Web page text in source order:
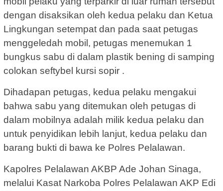
dengan disaksikan oleh kedua pelaku dan Ketua
Lingkungan setempat dan pada saat petugas
menggeledah mobil, petugas menemukan 1
bungkus sabu di dalam plastik bening di samping
colokan seftybel kursi sopir .
Dihadapan petugas, kedua pelaku mengakui
bahwa sabu yang ditemukan oleh petugas di
dalam mobilnya adalah milik kedua pelaku dan
untuk penyidikan lebih lanjut, kedua pelaku dan
barang bukti di bawa ke Polres Pelalawan.
Kapolres Pelalawan AKBP Ade Johan Sinaga,
melalui Kasat Narkoba Polres Pelalawan AKP Edi